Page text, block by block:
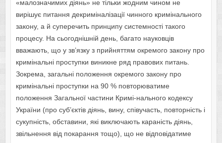
«малозначимих діянь» не тільки жодним чином не
вирішує питання декриміналізації чинного кримінального
закону, а й суперечить принципу системності такого
процесу. На сьогоднішній день, багато науковців
вважають, що у зв’язку з прийняттям окремого закону про
кримінальні проступки виникне ряд правових питань.
Зокрема, загальні положення окремого закону про
кримінальні проступки на 90 % повторюватиме
положення Загальної частини Кримі-нального кодексу
України (про суб’єктів діянь, вину, співучасть, повторність і
сукупність, обставини, які виключають караність діянь,
звільнення від покарання тощо), що не відповідатиме